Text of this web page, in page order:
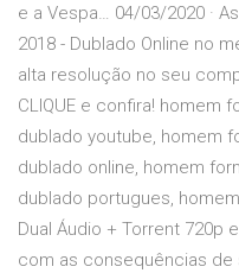
e a Vespa… 04/03/2020 ·
2018 - Dublado Online no
alta resolução no seu
CLIQUE e confira! homem
dublado youtube, homem
dublado online, homem
dublado portugues,
Dual Áudio + Torrent 720p
com as consequências